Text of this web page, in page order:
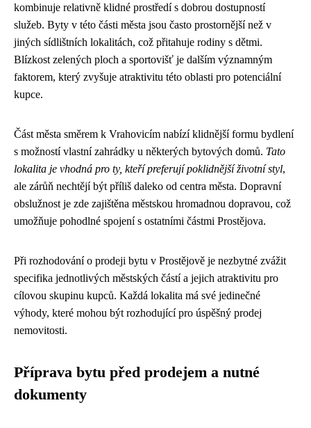
kombinuje relativně klidné prostředí s dobrou dostupností
služeb. Byty v této části města jsou často prostornější než v
jiných sídlištních lokalitách, což přitahuje rodiny s dětmi.
Blízkost zelených ploch a sportovišť je dalším významným
faktorem, který zvyšuje atraktivitu této oblasti pro potenciální
kupce.
Část města směrem k Vrahovicím nabízí klidnější formu bydlení
s možností vlastní zahrádky u některých bytových domů. Tato
lokalita je vhodná pro ty, kteří preferují poklidnější životní styl,
ale zárůň nechtějí být příliš daleko od centra města. Dopravní
obslužnost je zde zajištěna městskou hromadnou dopravou, což
umožňuje pohodlné spojení s ostatními částmi Prostějova.
Při rozhodování o prodeji bytu v Prostějově je nezbytné zvážit
specifika jednotlivých městských částí a jejich atraktivitu pro
cílovou skupinu kupců. Každá lokalita má své jedinečné
výhody, které mohou být rozhodující pro úspěšný prodej
nemovitosti.
Příprava bytu před prodejem a nutné
dokumenty